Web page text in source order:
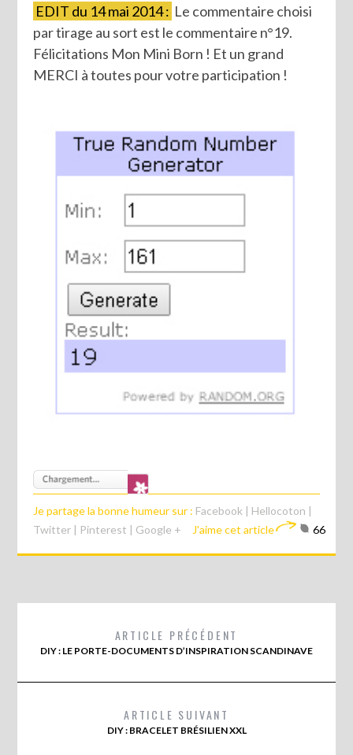
EDIT du 14 mai 2014 : Le commentaire choisi
par tirage au sort est le commentaire n°19.
Félicitations Mon Mini Born ! Et un grand
MERCI à toutes pour votre participation !
Je partage la bonne humeur sur : Facebook | Hellocoton |
Twitter | Pinterest | Google + J'aime cet article 66
ARTICLE PRÉCÉDENT
DIY : LE PORTE-DOCUMENTS D’INSPIRATION SCANDINAVE
ARTICLE SUIVANT
DIY : BRACELET BRÉSILIEN XXL